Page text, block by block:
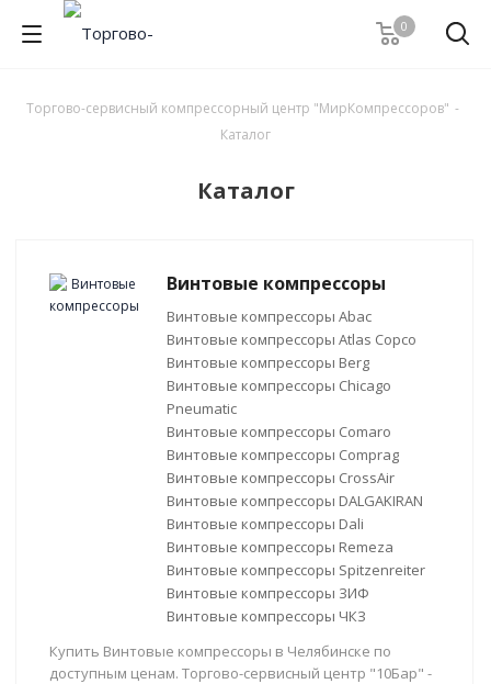
0
Торгово-сервисный компрессорный центр "МирКомпрессоров" -
Каталог
Каталог
Винтовые компрессоры
Винтовые компрессоры Abac
Винтовые компрессоры Atlas Copco
Винтовые компрессоры Berg
Винтовые компрессоры Chicago
Pneumatic
Винтовые компрессоры Comaro
Винтовые компрессоры Comprag
Винтовые компрессоры CrossAir
Винтовые компрессоры DALGAKIRAN
Винтовые компрессоры Dali
Винтовые компрессоры Remeza
Винтовые компрессоры Spitzenreiter
Винтовые компрессоры ЗИФ
Винтовые компрессоры ЧКЗ
Купить Винтовые компрессоры в Челябинске по
доступным ценам. Торгово-сервисный центр "10Бар" -